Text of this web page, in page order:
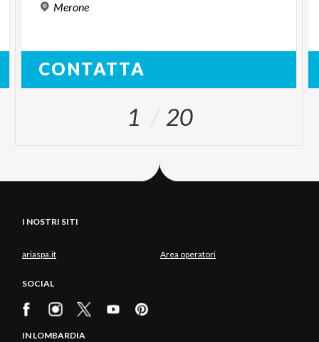
Merone
CONTATTA
1 20
I NOSTRI SITI
ariaspa.it Area operatori
SOCIAL
IN LOMBARDIA